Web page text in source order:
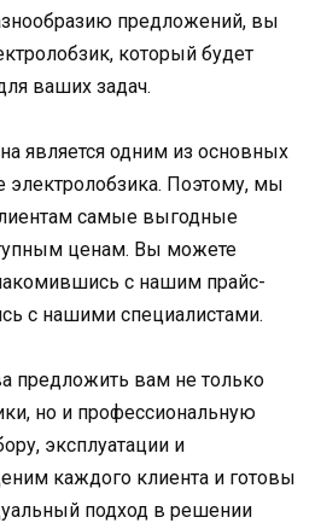
предложений, вы
который будет
ваших задач.
является одним из основных
Поэтому, мы
самые выгодные
ценам. Вы можете
с нашим прайс-
с нашими специалистами.
предложить вам не только
но и профессиональную
эксплуатации и
каждого клиента и готовы
подход в решении